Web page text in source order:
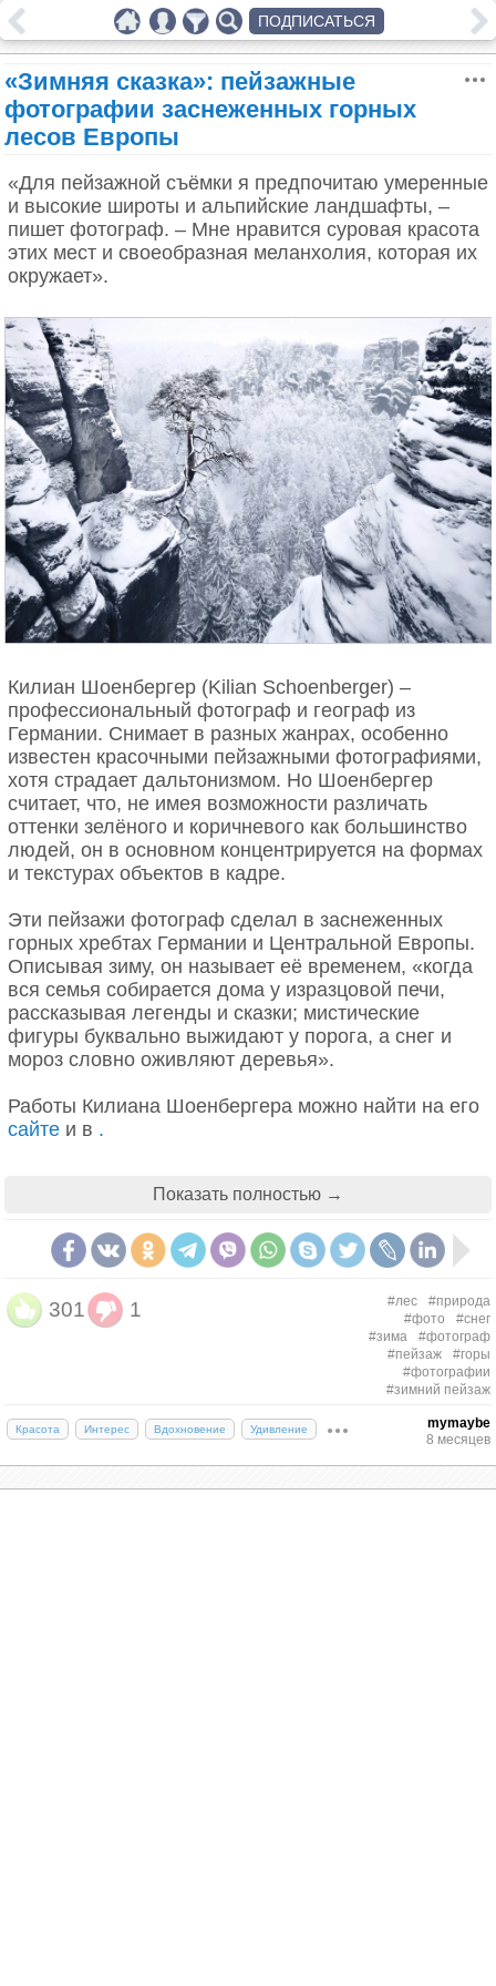
«Зимняя сказка»: пейзажные
фотографии заснеженных горных
лесов Европы
«Для пейзажной съёмки я предпочитаю умеренные
и высокие широты и альпийские ландшафты, –
пишет фотограф. – Мне нравится суровая красота
этих мест и своеобразная меланхолия, которая их
окружает».
Килиан Шоенбергер (Kilian Schoenberger) –
профессиональный фотограф и географ из
Германии. Снимает в разных жанрах, особенно
известен красочными пейзажными фотографиями,
хотя страдает дальтонизмом. Но Шоенбергер
считает, что, не имея возможности различать
оттенки зелёного и коричневого как большинство
людей, он в основном концентрируется на формах
и текстурах объектов в кадре.
Эти пейзажи фотограф сделал в заснеженных
горных хребтах Германии и Центральной Европы.
Описывая зиму, он называет её временем, «когда
вся семья собирается дома у изразцовой печи,
рассказывая легенды и сказки; мистические
фигуры буквально выжидают у порога, а снег и
мороз словно оживляют деревья».
Работы Килиана Шоенбергера можно найти на его
сайте и в .
Показать полностью →
301 1 #лес
#природа
#фото
#снег
#зима
#фотограф
#пейзаж
#горы
#фотографии
#зимний пейзаж
Красота Интерес Вдохновение Удивление
mymaybe
8 месяцев
ПОДПИСАТЬСЯ